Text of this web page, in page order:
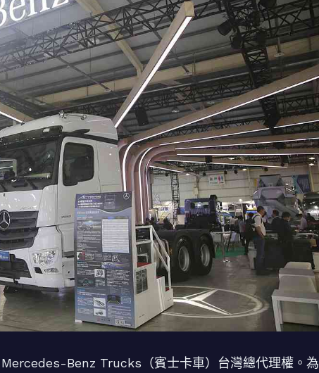
Benz Trucks（賓士卡車）台灣總代理權。為